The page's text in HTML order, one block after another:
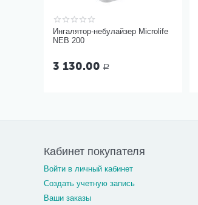
Ингалятор-небулайзер Microlife
NEB 200
3 130.00 Р
Кабинет покупателя
Войти в личный кабинет
Создать учетную запись
Ваши заказы